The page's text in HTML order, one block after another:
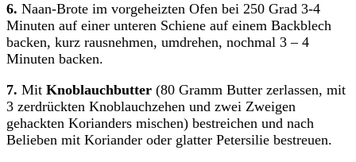
6. Naan-Brote im vorgeheizten Ofen bei 250 Grad 3-4
Minuten auf einer unteren Schiene auf einem Backblech
backen, kurz rausnehmen, umdrehen, nochmal 3 – 4
Minuten backen.
7. Mit Knoblauchbutter (80 Gramm Butter zerlassen, mit
3 zerdrückten Knoblauchzehen und zwei Zweigen
gehackten Korianders mischen) bestreichen und nach
Belieben mit Koriander oder glatter Petersilie bestreuen.